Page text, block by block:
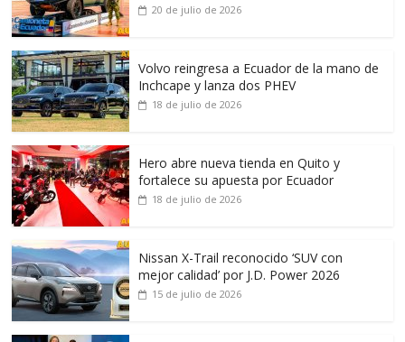
20 de julio de 2026
Volvo reingresa a Ecuador de la mano de
Inchcape y lanza dos PHEV
18 de julio de 2026
Hero abre nueva tienda en Quito y
fortalece su apuesta por Ecuador
18 de julio de 2026
Nissan X-Trail reconocido ‘SUV con
mejor calidad’ por J.D. Power 2026
15 de julio de 2026